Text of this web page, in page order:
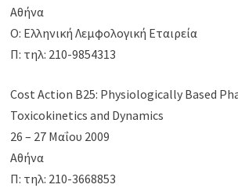
Αθήνα
Ο: Ελληνική Λεμφολογική Εταιρεία
Π: τηλ: 210-9854313
Cost Action B25: Physiologically Based
Toxicokinetics and Dynamics
26 – 27 Μαΐου 2009
Αθήνα
Π: τηλ: 210-3668853